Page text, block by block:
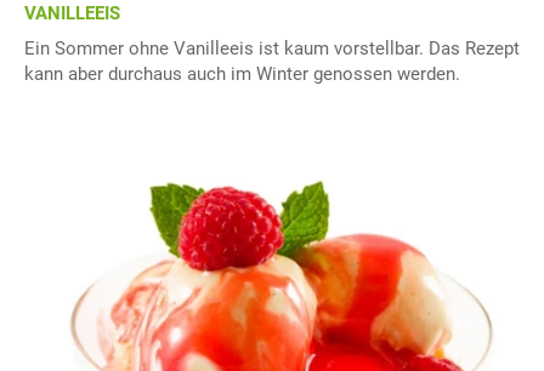
VANILLEEIS
Ein Sommer ohne Vanilleeis ist kaum vorstellbar. Das Rezept
kann aber durchaus auch im Winter genossen werden.